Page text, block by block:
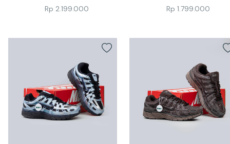
Rp 2.199.000 Rp 1.799.000